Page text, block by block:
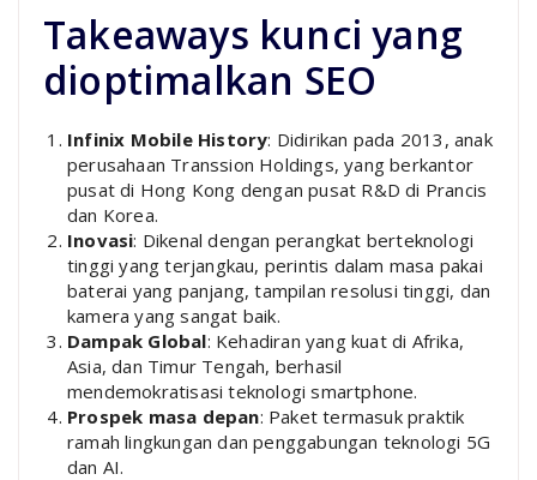
Takeaways kunci yang
dioptimalkan SEO
Infinix Mobile History: Didirikan pada 2013, anak
perusahaan Transsion Holdings, yang berkantor
pusat di Hong Kong dengan pusat R&D di Prancis
dan Korea.
Inovasi: Dikenal dengan perangkat berteknologi
tinggi yang terjangkau, perintis dalam masa pakai
baterai yang panjang, tampilan resolusi tinggi, dan
kamera yang sangat baik.
Dampak Global: Kehadiran yang kuat di Afrika,
Asia, dan Timur Tengah, berhasil
mendemokratisasi teknologi smartphone.
Prospek masa depan: Paket termasuk praktik
ramah lingkungan dan penggabungan teknologi 5G
dan AI.